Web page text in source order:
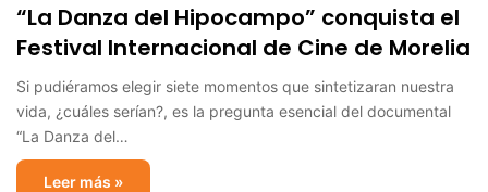
“La Danza del Hipocampo” conquista el
Festival Internacional de Cine de Morelia
Si pudiéramos elegir siete momentos que sintetizaran nuestra
vida, ¿cuáles serían?, es la pregunta esencial del documental
“La Danza del…
Leer más »